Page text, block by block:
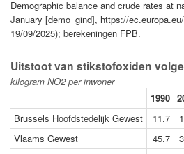
Demographic balance and crude rates at
January [demo_gind], https://
19/09/2025); berekeningen FPB.
Uitstoot van stikstofoxiden
kilogram NO2 per inwoner
1990
Brussels Hoofdstedelijk Gewest
11.7
Vlaams Gewest
45.7